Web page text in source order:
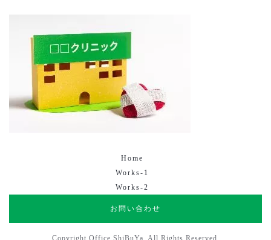
Home
Works-1
Works-2
お問い合わせ